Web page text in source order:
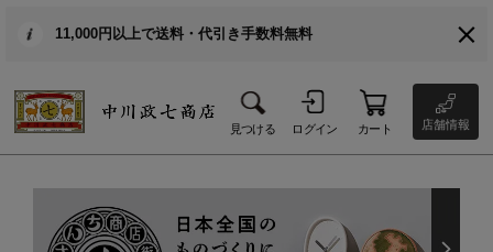
11,000円以上で送料・代引き手数料無料
見つける ログイン カート 店舗情報